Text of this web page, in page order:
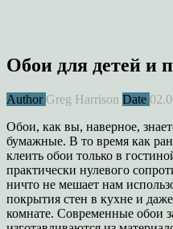
Обои для детей и
Author Greg Harrison Date
Обои, как вы, наверное,
бумажные. В то время как
клеить обои только в
практически нулевого
ничто не мешает нам
покрытия стен в кухне и
комнате. Современные обои